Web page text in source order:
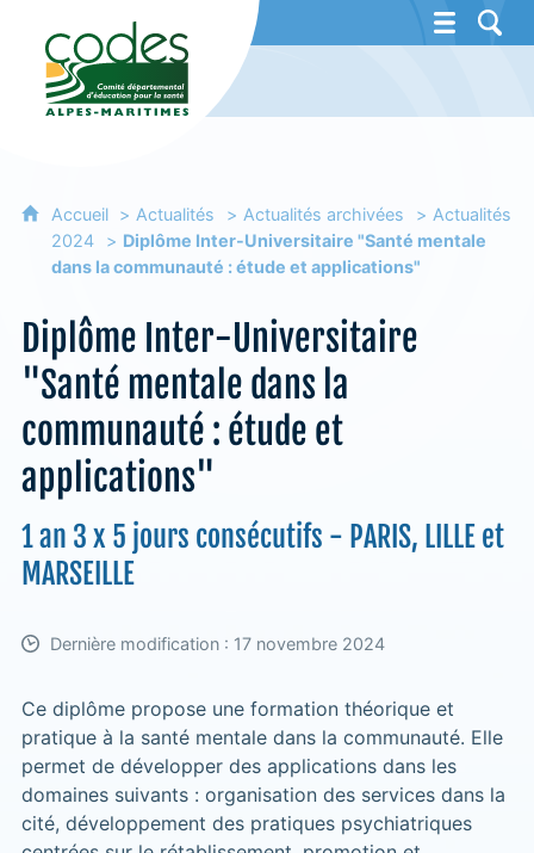
CoDES 06 - Comité départemental
Accueil Actualités Actualités archivées
Actualités
2024
Diplôme Inter-Universitaire "Santé mentale
dans la communauté : étude et applications"
Diplôme Inter-Universitaire
"Santé mentale dans la
communauté : étude et
applications"
1 an 3 x 5 jours consécutifs - PARIS, LILLE et
MARSEILLE
Dernière modification : 17 novembre 2024
Ce diplôme propose une formation théorique et
pratique à la santé mentale dans la communauté. Elle
permet de développer des applications dans les
domaines suivants : organisation des services dans la
cité, développement des pratiques psychiatriques